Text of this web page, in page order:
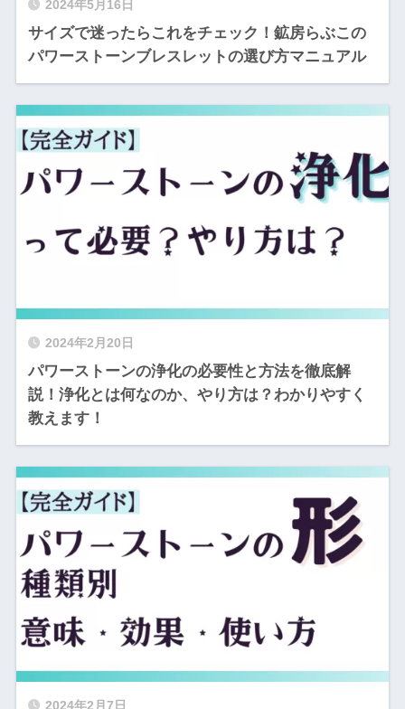
2024年5月16日
サイズで迷ったらこれをチェック！鉱房らぶこの
パワーストーンブレスレットの選び方マニュアル
2024年2月20日
パワーストーンの浄化の必要性と方法を徹底解
説！浄化とは何なのか、やり方は？わかりやすく
教えます！
2024年2月7日